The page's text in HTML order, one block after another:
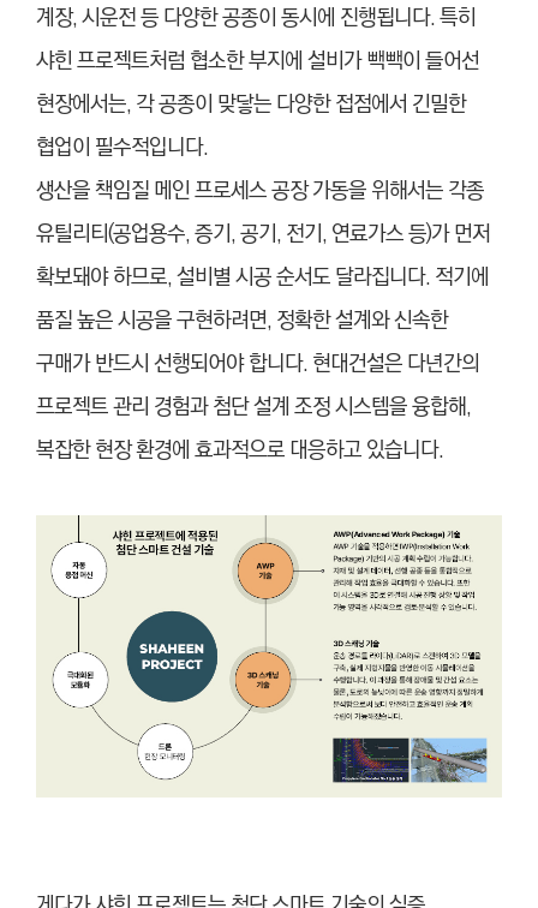
계장, 시운전 등 다양한 공종이 동시에 진행됩니다. 특히
샤힌 프로젝트처럼 협소한 부지에 설비가 빽빽이 들어선
현장에서는, 각 공종이 맞닿는 다양한 접점에서 긴밀한
협업이 필수적입니다.
생산을 책임질 메인 프로세스 공장 가동을 위해서는 각종
유틸리티(공업용수, 증기, 공기, 전기, 연료가스 등)가 먼저
확보돼야 하므로, 설비별 시공 순서도 달라집니다. 적기에
품질 높은 시공을 구현하려면, 정확한 설계와 신속한
구매가 반드시 선행되어야 합니다. 현대건설은 다년간의
프로젝트 관리 경험과 첨단 설계 조정 시스템을 융합해,
복잡한 현장 환경에 효과적으로 대응하고 있습니다.